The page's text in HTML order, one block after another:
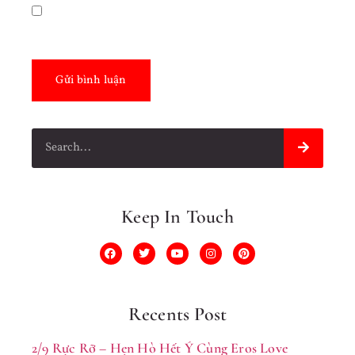
Keep In Touch
Recents Post
2/9 Rực Rỡ – Hẹn Hò Hết Ý Cùng Eros Love